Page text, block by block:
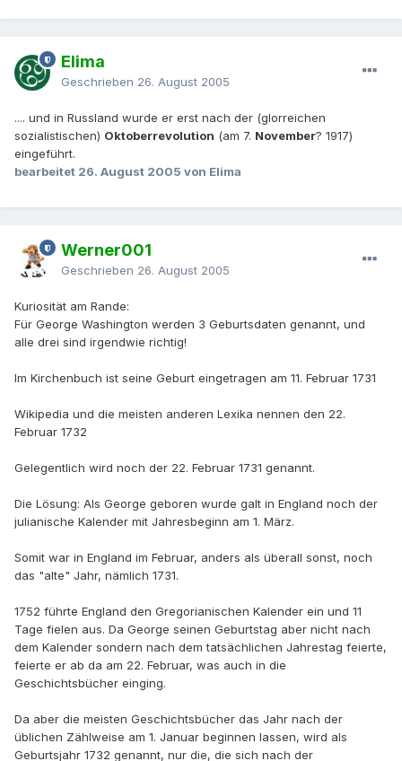
Elima
Geschrieben 26. August 2005
.... und in Russland wurde er erst nach der (glorreichen
sozialistischen) Oktoberrevolution (am 7. November? 1917)
eingeführt.
bearbeitet 26. August 2005 von Elima
Werner001
Geschrieben 26. August 2005
Kuriosität am Rande:
Für George Washington werden 3 Geburtsdaten genannt, und
alle drei sind irgendwie richtig!
Im Kirchenbuch ist seine Geburt eingetragen am 11. Februar 1731
Wikipedia und die meisten anderen Lexika nennen den 22.
Februar 1732
Gelegentlich wird noch der 22. Februar 1731 genannt.
Die Lösung: Als George geboren wurde galt in England noch der
julianische Kalender mit Jahresbeginn am 1. März.
Somit war in England im Februar, anders als überall sonst, noch
das "alte" Jahr, nämlich 1731.
1752 führte England den Gregorianischen Kalender ein und 11
Tage fielen aus. Da George seinen Geburtstag aber nicht nach
dem Kalender sondern nach dem tatsächlichen Jahrestag feierte,
feierte er ab da am 22. Februar, was auch in die
Geschichtsbücher einging.
Da aber die meisten Geschichtsbücher das Jahr nach der
üblichen Zählweise am 1. Januar beginnen lassen, wird als
Geburtsjahr 1732 genannt, nur die, die sich nach der